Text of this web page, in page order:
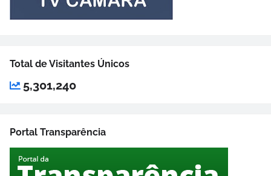
Total de Visitantes Únicos
5,301,240
Portal Transparência